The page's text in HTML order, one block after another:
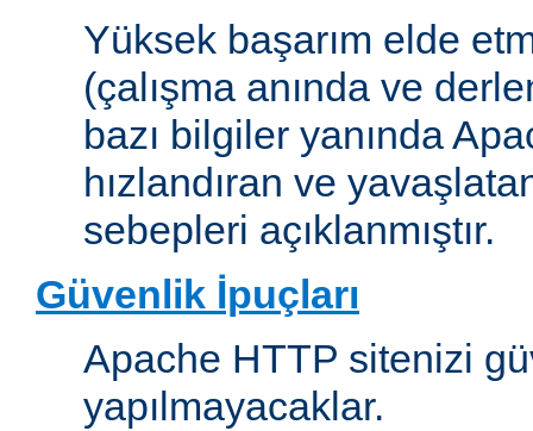
Yüksek başarım elde
(çalışma anında ve
bazı bilgiler yanında
hızlandıran ve
sebepleri açıklanmıştır.
Güvenlik İpuçları
Apache HTTP sitenizi
yapılmayacaklar.